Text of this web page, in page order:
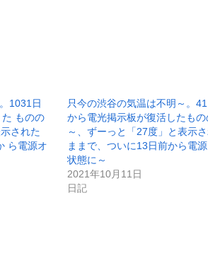
1031日
ものの
された
ら電源オ
只今の渋谷の気温は不明～。
から電光掲示板が復活したもの
～、ずーっと「27度」と表示
ままで、ついに13日前から電
状態に～
2021年10月11日
日記